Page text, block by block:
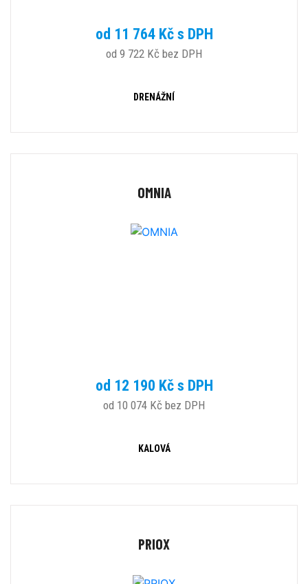
od 11 764 Kč s DPH
od 9 722 Kč bez DPH
DRENÁŽNÍ
OMNIA
od 12 190 Kč s DPH
od 10 074 Kč bez DPH
KALOVÁ
PRIOX